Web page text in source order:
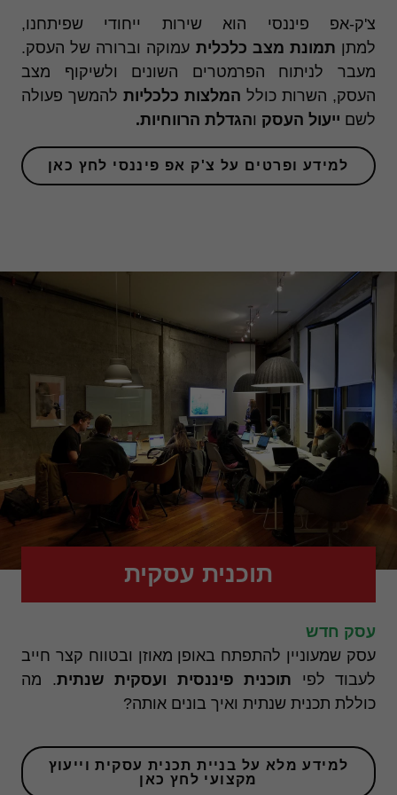
צ'ק-אפ פיננסי הוא שירות ייחודי שפיתחנו,
למתן תמונת מצב כלכלית עמוקה וברורה של העסק.
מעבר לניתוח הפרמטרים השונים ולשיקוף מצב
העסק, השרות כולל המלצות כלכליות להמשך פעולה
לשם ייעול העסק והגדלת הרווחיות.
למידע ופרטים על צ'ק אפ פיננסי לחץ כאן
תוכנית עסקית
עסק חדש
עסק שמעוניין להתפתח באופן מאוזן ובטווח קצר חייב
לעבוד לפי תוכנית פיננסית ועסקית שנתית. מה
כוללת תכנית שנתית ואיך בונים אותה?
למידע מלא על בניית תכנית עסקית וייעוץ
מקצועי לחץ כאן
חיוניות
עוגיות אלו
אופציונליות.
הן דרושות
כדי שהאתר